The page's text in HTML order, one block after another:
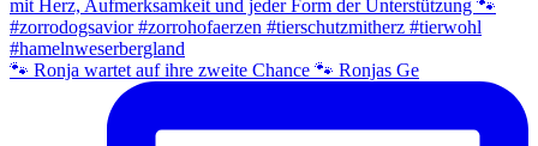
🐾 Ronja wartet auf ihre zweite Chance 🐾 Ronjas Ge